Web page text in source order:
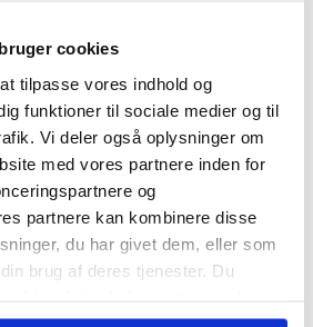
cookies
tilpasse vores indhold og
funktioner til sociale medier og til
Vi deler også oplysninger om
med vores partnere inden for
og
partnere kan kombinere disse
du har givet dem, eller som
brug af deres tjenester. Du
om talent- og karriereudvikling
svære jagt på talenterne i et
og på hvordan nyuddannede og
positionerer sig bedst muligt til en
“købers” marked.
vi at give inspiration til virksomheder,
og som selv arbejder med
som er på vej ud på
dig vores
Ole Borchs bog
dansk bestyrelse”
ugentlige nyhedsbrev samt